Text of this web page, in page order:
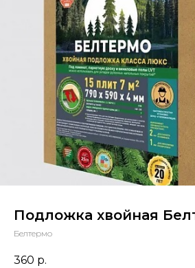
Подложка хвойная
Белтермо
360 р.